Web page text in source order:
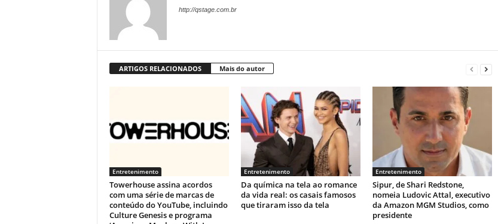
http://qstage.com.br
ARTIGOS RELACIONADOS Mais do autor
Entretenimento
Towerhouse assina acordos
com uma série de marcas de
conteúdo do YouTube, incluindo
Culture Genesis e programa
Entretenimento
Da química na tela ao romance
da vida real: os casais famosos
que tiraram isso da tela
Entretenimento
Sipur, de Shari Redstone,
nomeia Ludovic Attal, executivo
da Amazon MGM Studios, como
presidente